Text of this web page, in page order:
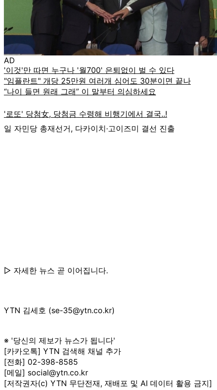
AD
일 자민당 총재선거, 다카이치·고이즈미 결선 진출
▷ 자세한 뉴스 곧 이어집니다.
YTN 김세호 (se-35@ytn.co.kr)
※ '당신의 제보가 뉴스가 됩니다'
[카카오톡] YTN 검색해 채널 추가
[전화] 02-398-8585
[메일] social@ytn.co.kr
[저작권자(c) YTN 무단전재, 재배포 및 AI 데이터 활용 금지]